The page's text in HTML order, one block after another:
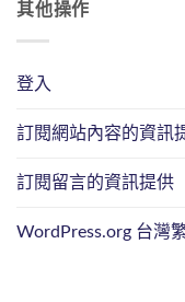
其他操作
登入
訂閱網站內容的資訊
訂閱留言的資訊提供
WordPress.org 台灣